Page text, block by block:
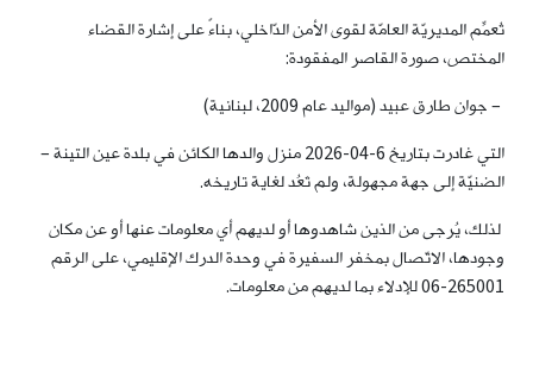
تُعمِّم المديريّة العامّة لقوى الأمن الدّاخلي، بناءً على إشارة القضاء
المختص، صورة القاصر المفقودة:
– جوان طارق عبيد (مواليد عام 2009، لبنانية)
التي غادرت بتاريخ 6-04-2026 منزل والدها الكائن في بلدة عين التينة –
الضنيّة إلى جهة مجهولة، ولم تَعُد لغاية تاريخه.
لذلك، يُرجى من الذين شاهدوها أو لديهم أي معلومات عنها أو عن مكان
وجودها، الاتّصال بمخفر السفيرة في وحدة الدرك الإقليمي، على الرقم
265001-06 للإدلاء بما لديهم من معلومات.